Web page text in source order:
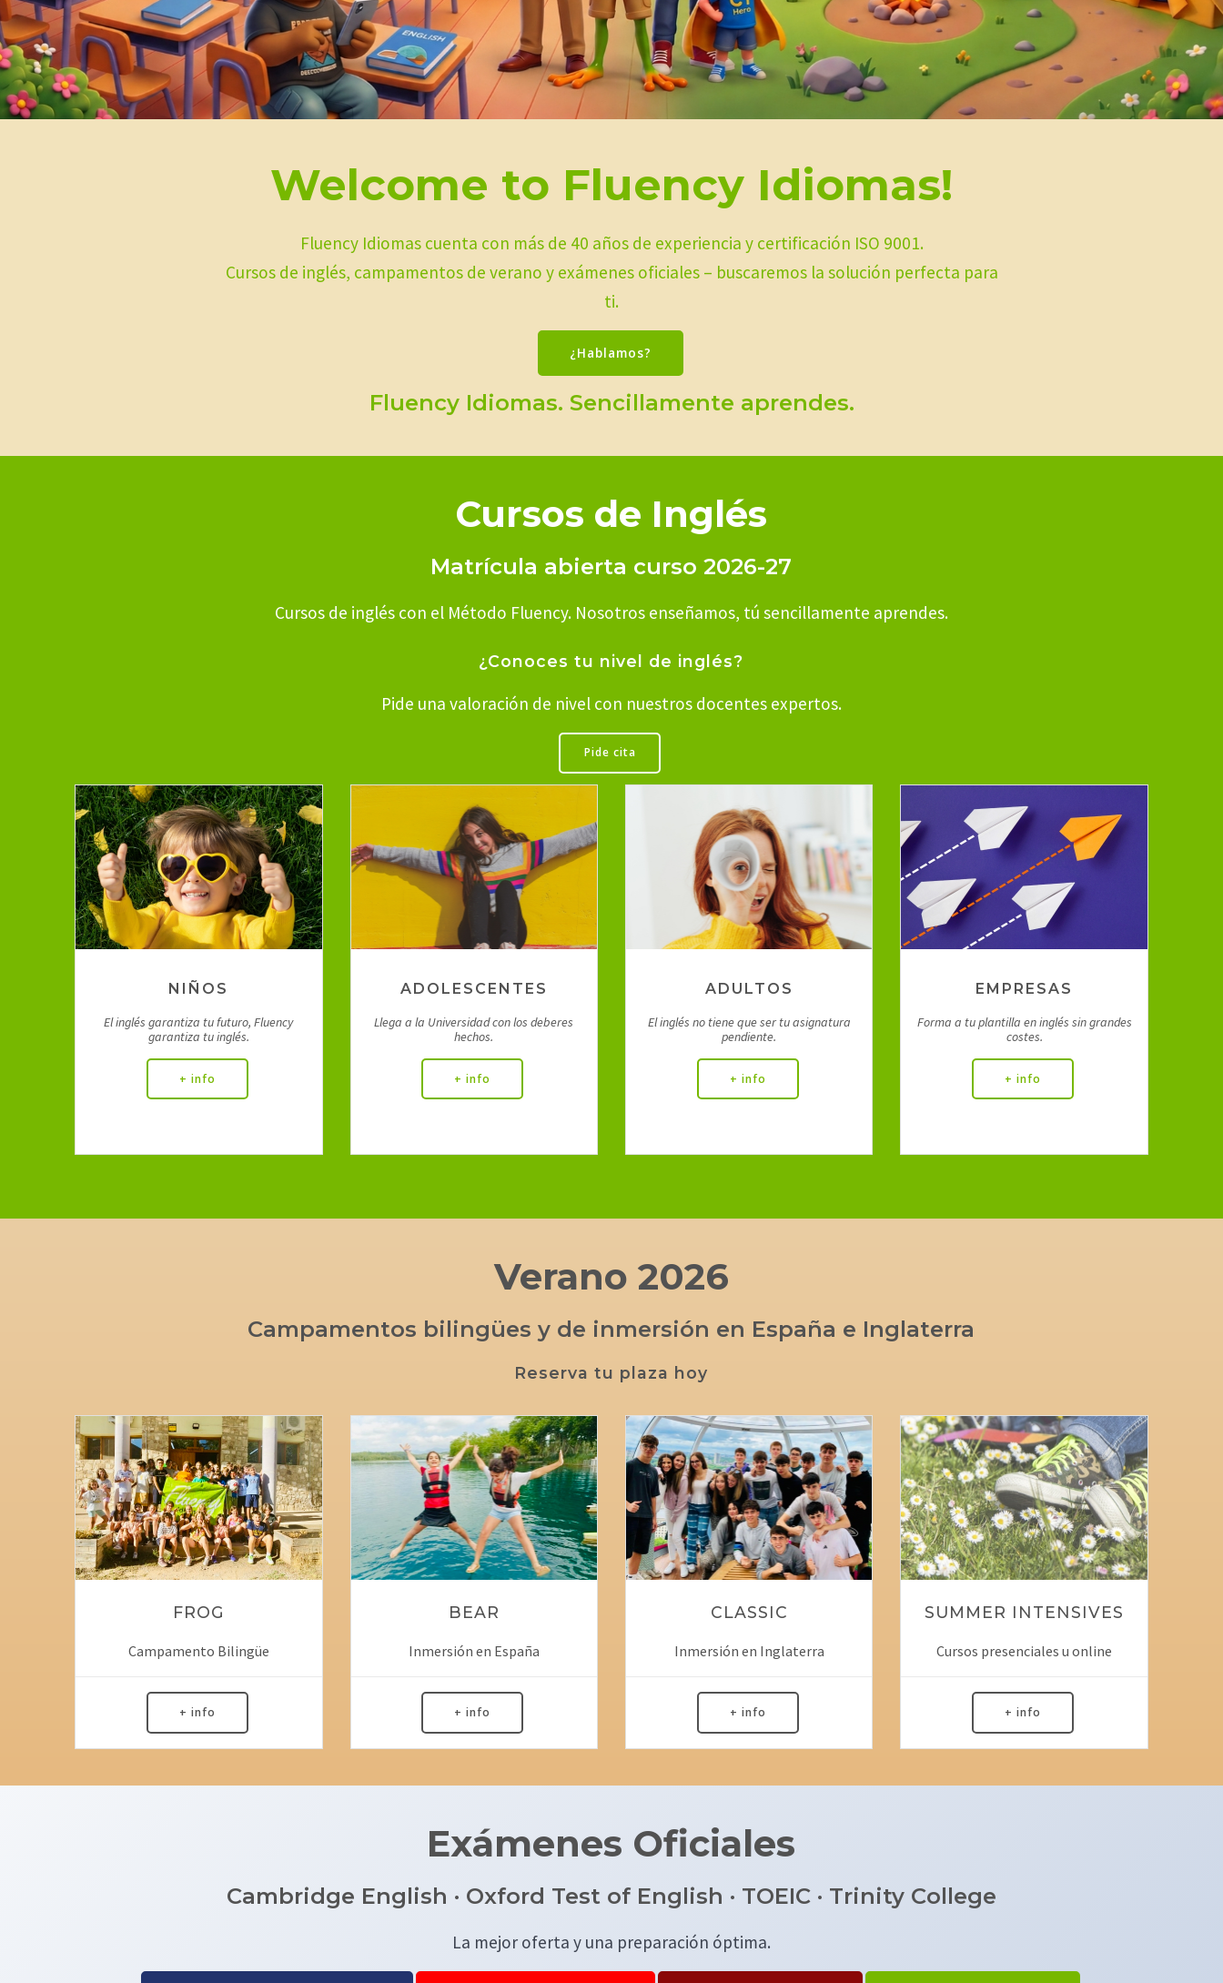
Welcome to Fluency Idiomas!
Fluency Idiomas cuenta con más de 40 años de experiencia y certificación ISO 9001.
Cursos de inglés, campamentos de verano y exámenes oficiales – buscaremos la solución perfecta para
ti.
¿Hablamos?
Fluency Idiomas. Sencillamente aprendes.
Cursos de Inglés
Matrícula abierta curso 2026-27
Cursos de inglés con el Método Fluency. Nosotros enseñamos, tú sencillamente aprendes.
¿Conoces tu nivel de inglés?
Pide una valoración de nivel con nuestros docentes expertos.
Pide cita
Inglés para Niños
NIÑOS
El inglés garantiza tu futuro, Fluency
garantiza tu inglés.
+ info
Inglés para Jóvenes
ADOLESCENTES
Llega a la Universidad con los deberes
hechos.
+ info
Inglés para Adultos
ADULTOS
El inglés no tiene que ser tu asignatura
pendiente.
+ info
Inglés para Empresas
EMPRESAS
Forma a tu plantilla en inglés sin grandes
costes.
+ info
Verano 2026
Campamentos bilingües y de inmersión en España e Inglaterra
Reserva tu plaza hoy
FROG
Campamento Bilingüe
+ info
BEAR
Inmersión en España
+ info
CLASSIC
Inmersión en Inglaterra
+ info
SUMMER INTENSIVES
Cursos presenciales u online
+ info
Exámenes Oficiales
Cambridge English · Oxford Test of English · TOEIC · Trinity College
La mejor oferta y una preparación óptima.